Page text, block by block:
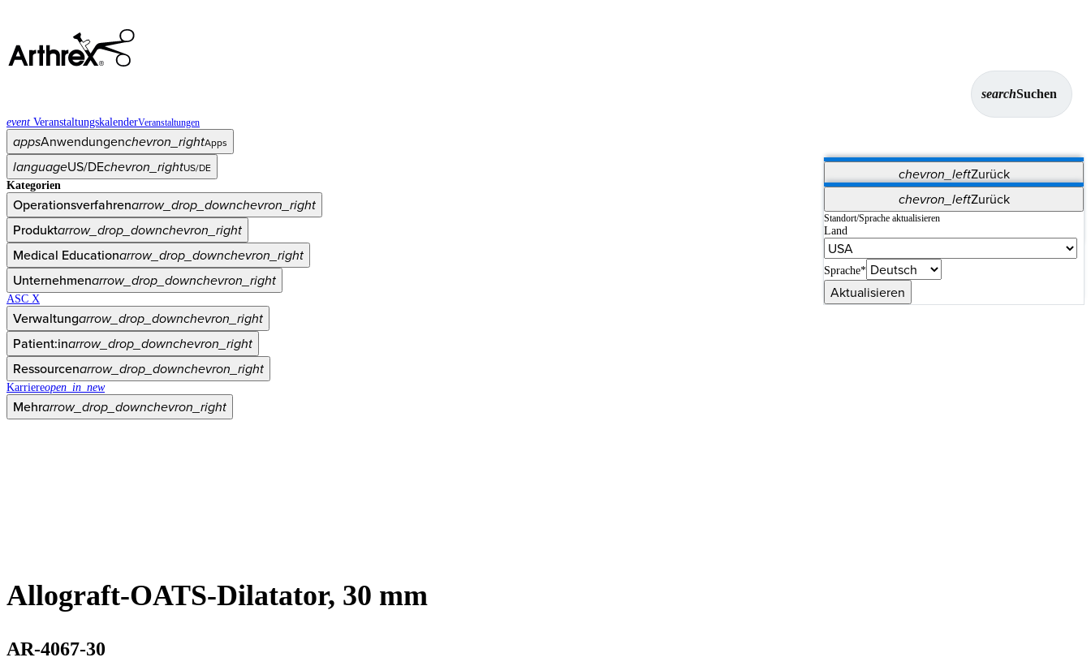
searchSuchen
event VeranstaltungskalenderVeranstaltungen
appsAnwendungenchevron_rightApps
chevron_leftZurück
Vet Systems OrthoPedia Patient
Supplier Portal
Synergy-Bildgebung und -Resektion
languageUS/DEchevron_rightUS/DE
chevron_leftZurück
Standort/Sprache aktualisieren
Land
Sprache*
Aktualisieren
Kategorien
Operationsverfahrenarrow_drop_downchevron_right
Produktarrow_drop_downchevron_right
Medical Educationarrow_drop_downchevron_right
Unternehmenarrow_drop_downchevron_right
ASC X
Verwaltungarrow_drop_downchevron_right
Patient:inarrow_drop_downchevron_right
Ressourcenarrow_drop_downchevron_right
Karriereopen_in_new
Mehrarrow_drop_downchevron_right
Allograft-OATS-Dilatator, 30 mm
AR-4067-30